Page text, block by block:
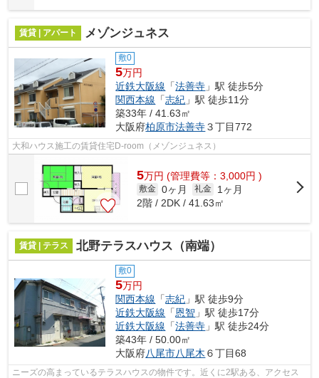
賃貸 | アパート メゾンジュネス
敷0
5万円
近鉄大阪線 「法善寺 」駅 徒歩5分
関西本線 「志紀 」駅 徒歩11分
築33年 / 41.63㎡
大阪府柏原市法善寺３丁目772
大和ハウス施工の賃貸住宅D-room（メゾンジュネス）
5万円 (管理費等：3,000円 )
敷金 0ヶ月 礼金
1ヶ月
2階 / 2DK / 41.63㎡
賃貸 | テラス 北野テラスハウス（南端）
敷0
5万円
関西本線 「志紀 」駅 徒歩9分
近鉄大阪線 「恩智 」駅 徒歩17分
近鉄大阪線 「法善寺 」駅 徒歩24分
築43年 / 50.00㎡
大阪府八尾市八尾木 ６丁目68
ニーズの高まっているテラスハウスの物件です。近くに2駅ある、アクセス